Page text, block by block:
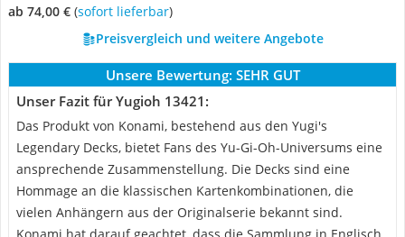
ab 74,00 € ( Sofort lieferbar)
Preisvergleich und weitere Angebote
Unsere Bewertung: SEHR GUT
Unser Fazit für Yugioh 13421:
Das Produkt von Konami, bestehend aus den Yugi's
Legendary Decks, bietet Fans des Yu-Gi-Oh-Universums eine
ansprechende Zusammenstellung. Die Decks sind eine
Hommage an die klassischen Kartenkombinationen, die
vielen Anhängern aus der Originalserie bekannt sind.